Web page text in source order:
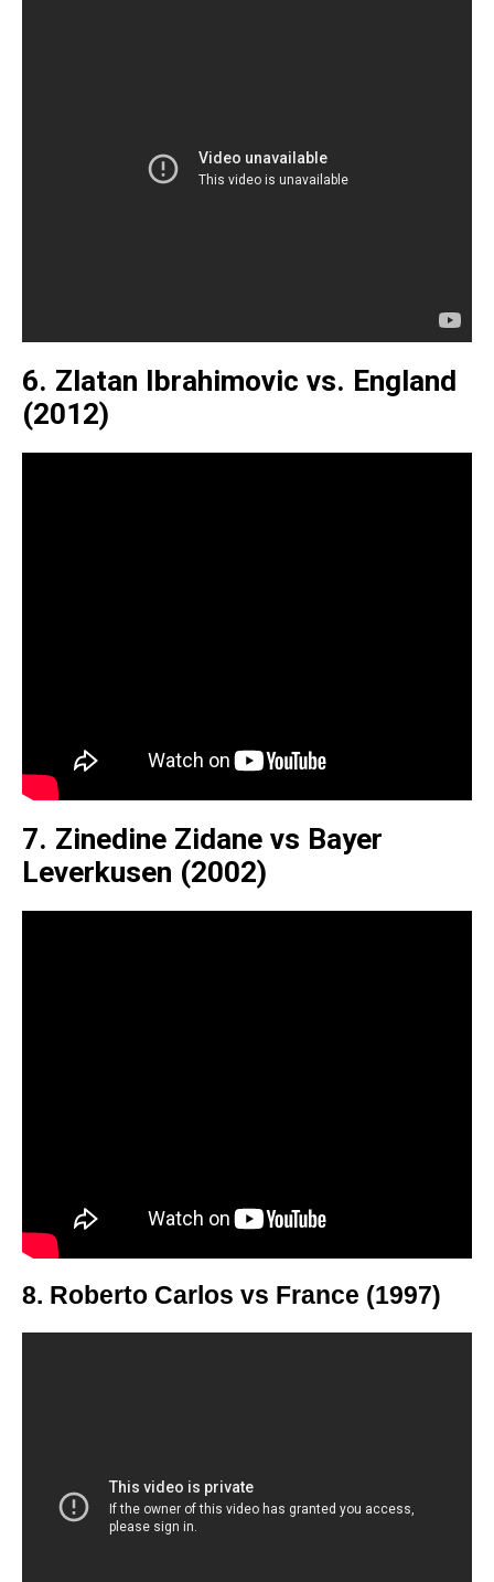
6. Zlatan Ibrahimovic vs. England
(2012)
7. Zinedine Zidane vs Bayer
Leverkusen (2002)
8. Roberto Carlos vs France (1997)